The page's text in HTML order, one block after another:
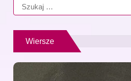
Wiersze